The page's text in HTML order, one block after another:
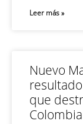
Leer más »
Nuevo
que
Colombia